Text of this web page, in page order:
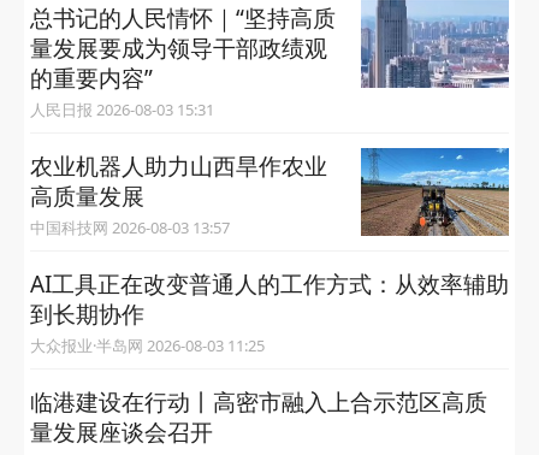
总书记的人民情怀｜“坚持高质
量发展要成为领导干部政绩观
的重要内容”
人民日报 2026-08-03 15:31
农业机器人助力山西旱作农业
高质量发展
中国科技网 2026-08-03 13:57
AI工具正在改变普通人的工作方式：从效率辅助
到长期协作
大众报业·半岛网 2026-08-03 11:25
临港建设在行动丨高密市融入上合示范区高质
量发展座谈会召开